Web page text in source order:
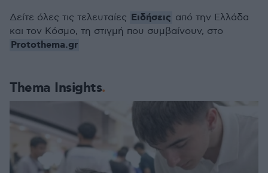
Thema Insights
Δείτε όλες τις τελευταίες Ειδήσεις από την Ελλάδα
και τον Κόσμο, τη στιγμή που συμβαίνουν, στο
Protothema.gr